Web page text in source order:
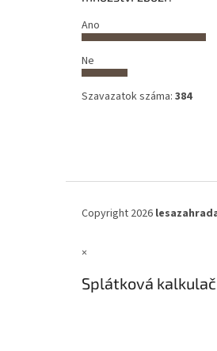
Ano
Ne
Szavazatok száma: 384
Copyright 2026
×
Splátková